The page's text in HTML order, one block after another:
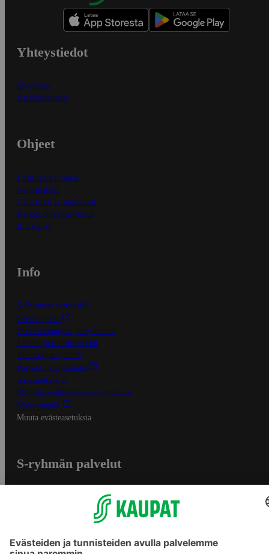
Yhteystiedot
Myymälät
Asiakaspalvelu
Ohjeet
Ensitilaajan ohjeet
Näin maksat
Näin tilaat ja muokkaat
Kaikki ohjeet ja vinkit
In English
Info
S-Business yrityksille
Oiva-raportit
Osuuskauppojen yhteystiedot
Tilaus- ja toimitusehdot
Tietosuojakäytäntö
Palvelun käyttöehdot
Saavutettavuus
Mobiilisovelluksen saavutettavuus
Mainostajalle
Muuta evästeasetuksia
S-ryhmän palvelut
Yhteishyvä Ruoka -sovellus
S-ostoslista -sovellus
Prisma.fi